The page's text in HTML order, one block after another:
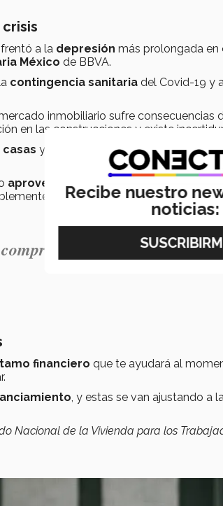
a la depresión más prolongada en
México de BBVA.
contingencia sanitaria del Covid-19 y
inmobiliario sufre consecuencias
en las construcciones y existe
y el sector inmobiliario ha
aprovechar las condiciones actuales
el dinero alcance para menos.
una casa hazlo.
financiero que te ayudará al
, y estas se van ajustando a
Nacional de la Vivienda para los
Recibe nuestro
noticias: